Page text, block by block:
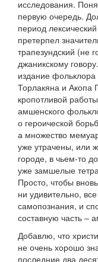
исследования.
первую очередь.
период
претерпел
трапезундский (не
джаникскому
издание
Торлакяна и Акопа
кропотливой
амшенского
о героической
а множество
уже утрачены, или
городе, в чьем-то
уже замшелые
Просто, чтобы
ни удивительно,
самопознания, и
составную часть –
Добавлю, что
не очень хорошо
последние два